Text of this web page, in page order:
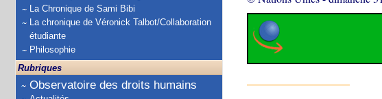
La Chronique de Sami Bibi
La chronique de Véronick Talbot/Collaboration
étudiante
Philosophie
Rubriques
Observatoire des droits humains